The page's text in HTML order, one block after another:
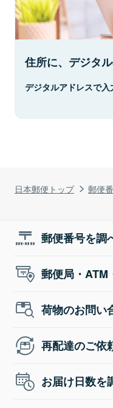
日本郵便トップ 郵便
住所に、デジタル
デジタルアドレスで入
郵便番号を調
郵便局・ATM
荷物のお問い
再配達のご依
お届け日数を